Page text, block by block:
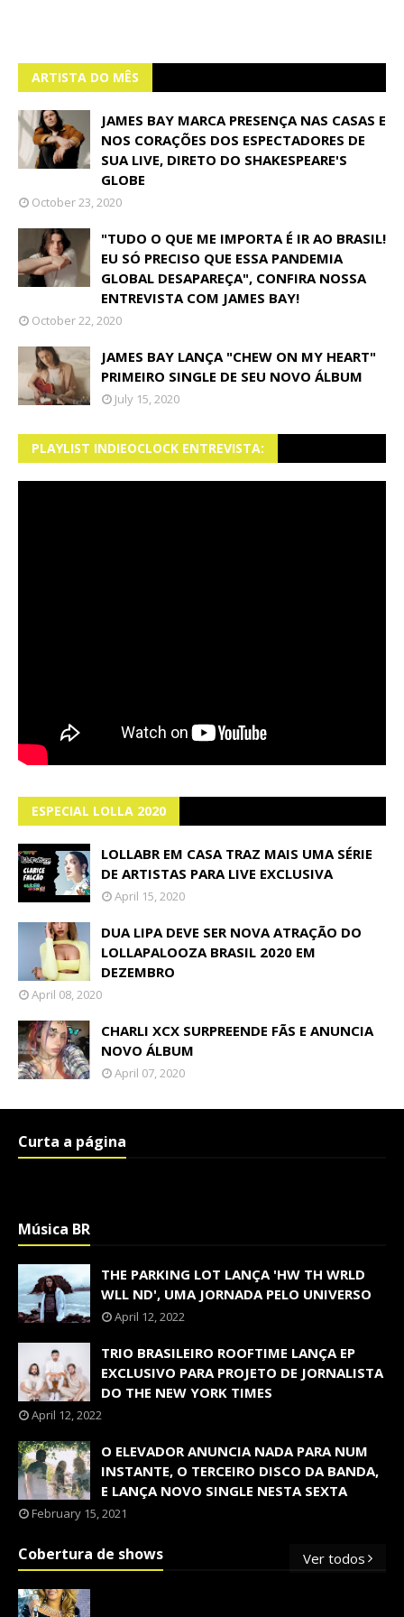
ARTISTA DO MÊS
JAMES BAY MARCA PRESENÇA NAS CASAS E
NOS CORAÇÕES DOS ESPECTADORES DE
SUA LIVE, DIRETO DO SHAKESPEARE'S
GLOBE
October 23, 2020
"TUDO O QUE ME IMPORTA É IR AO BRASIL!
EU SÓ PRECISO QUE ESSA PANDEMIA
GLOBAL DESAPAREÇA", CONFIRA NOSSA
ENTREVISTA COM JAMES BAY!
October 22, 2020
JAMES BAY LANÇA "CHEW ON MY HEART"
PRIMEIRO SINGLE DE SEU NOVO ÁLBUM
July 15, 2020
PLAYLIST INDIEOCLOCK ENTREVISTA:
ESPECIAL LOLLA 2020
LOLLABR EM CASA TRAZ MAIS UMA SÉRIE
DE ARTISTAS PARA LIVE EXCLUSIVA
April 15, 2020
DUA LIPA DEVE SER NOVA ATRAÇÃO DO
LOLLAPALOOZA BRASIL 2020 EM
DEZEMBRO
April 08, 2020
CHARLI XCX SURPREENDE FÃS E ANUNCIA
NOVO ÁLBUM
April 07, 2020
Curta a página
Música BR
THE PARKING LOT LANÇA 'HW TH WRLD
WLL ND', UMA JORNADA PELO UNIVERSO
April 12, 2022
TRIO BRASILEIRO ROOFTIME LANÇA EP
EXCLUSIVO PARA PROJETO DE JORNALISTA
DO THE NEW YORK TIMES
April 12, 2022
O ELEVADOR ANUNCIA NADA PARA NUM
INSTANTE, O TERCEIRO DISCO DA BANDA,
E LANÇA NOVO SINGLE NESTA SEXTA
February 15, 2021
Cobertura de shows Ver todos